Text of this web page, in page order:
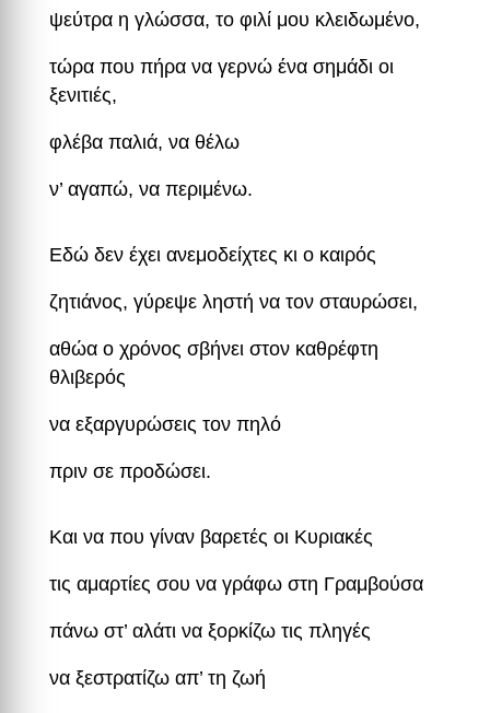
ψεύτρα η γλώσσα, το φιλί μου κλειδωμένο,
τώρα που πήρα να γερνώ ένα σημάδι οι
ξενιτιές,
φλέβα παλιά, να θέλω
ν’ αγαπώ, να περιμένω.
Εδώ δεν έχει ανεμοδείχτες κι ο καιρός
ζητιάνος, γύρεψε ληστή να τον σταυρώσει,
αθώα ο χρόνος σβήνει στον καθρέφτη
θλιβερός
να εξαργυρώσεις τον πηλό
πριν σε προδώσει.
Και να που γίναν βαρετές οι Κυριακές
τις αμαρτίες σου να γράφω στη Γραμβούσα
πάνω στ’ αλάτι να ξορκίζω τις πληγές
να ξεστρατίζω απ’ τη ζωή